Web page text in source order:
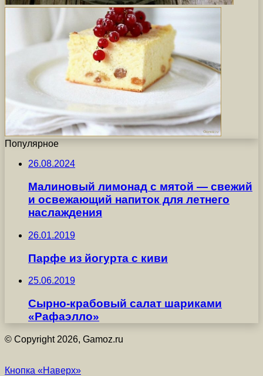
Популярное
26.08.2024
Малиновый лимонад с мятой — свежий
и освежающий напиток для летнего
наслаждения
26.01.2019
Парфе из йогурта с киви
25.06.2019
Сырно-крабовый салат шариками
«Рафаэлло»
© Copyright 2026, Gamoz.ru
Кнопка «Наверх»